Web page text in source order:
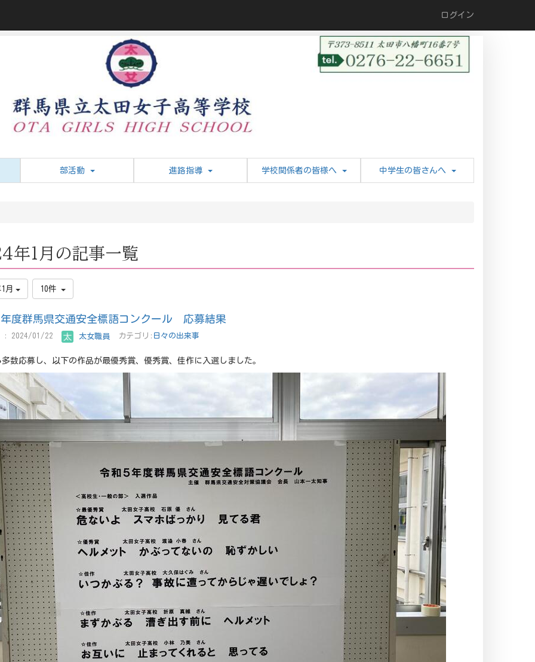
ログイン
部活動 進路指導 学校関係者の皆様へ 中学生の皆さんへ
年1月の記事一覧
月 10件
度群馬県交通安全標語コンクール 応募結果
: 2024/01/22 太女職員 カテゴリ: 日々の出来事
数応募し、以下の作品が最優秀賞、優秀賞、佳作に入選しました。